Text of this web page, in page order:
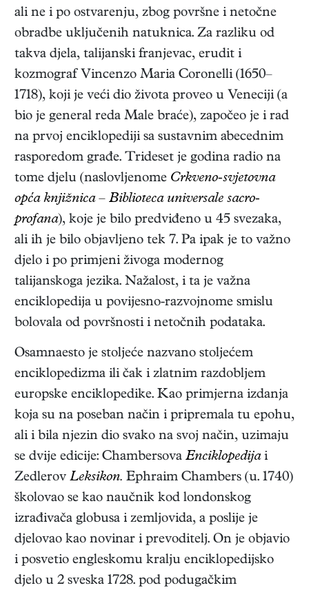
ali ne i po ostvarenju, zbog površne i netočne
obradbe uključenih natuknica. Za razliku od
takva djela, talijanski franjevac, erudit i
kozmograf Vincenzo Maria Coronelli (1650–
1718), koji je veći dio života proveo u Veneciji (a
bio je general reda Male braće), započeo je i rad
na prvoj enciklopediji sa sustavnim abecednim
rasporedom građe. Trideset je godina radio na
tome djelu (naslovljenome Crkveno-svjetovna
opća knjižnica – Biblioteca universale sacro-
profana), koje je bilo predviđeno u 45 svezaka,
ali ih je bilo objavljeno tek 7. Pa ipak je to važno
djelo i po primjeni živoga modernog
talijanskoga jezika. Nažalost, i ta je važna
enciklopedija u povijesno-razvojnome smislu
bolovala od površnosti i netočnih podataka.
Osamnaesto je stoljeće nazvano stoljećem
enciklopedizma ili čak i zlatnim razdobljem
europske enciklopedike. Kao primjerna izdanja
koja su na poseban način i pripremala tu epohu,
ali i bila njezin dio svako na svoj način, uzimaju
se dvije edicije: Chambersova Enciklopedijai
Zedlerov Leksikon. Ephraim Chambers (u. 1740)
školovao se kao naučnik kod londonskog
izrađivača globusa i zemljovida, a poslije je
djelovao kao novinar i prevoditelj. On je objavio
i posvetio engleskomu kralju enciklopedijsko
djelo u 2 sveska 1728. pod podugačkim